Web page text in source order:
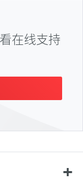
在线支持